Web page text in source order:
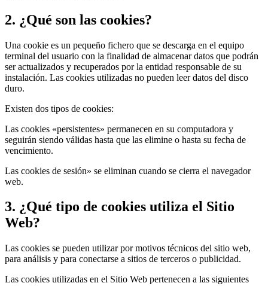
2. ¿Qué son las cookies?
Una cookie es un pequeño fichero que se descarga en el equipo
terminal del usuario con la finalidad de almacenar datos que podrán
ser actualizados y recuperados por la entidad responsable de su
instalación. Las cookies utilizadas no pueden leer datos del disco
duro.
Existen dos tipos de cookies:
Las cookies «persistentes» permanecen en su computadora y
seguirán siendo válidas hasta que las elimine o hasta su fecha de
vencimiento.
Las cookies de sesión» se eliminan cuando se cierra el navegador
web.
3. ¿Qué tipo de cookies utiliza el Sitio
Web?
Las cookies se pueden utilizar por motivos técnicos del sitio web,
para análisis y para conectarse a sitios de terceros o publicidad.
Las cookies utilizadas en el Sitio Web pertenecen a las siguientes